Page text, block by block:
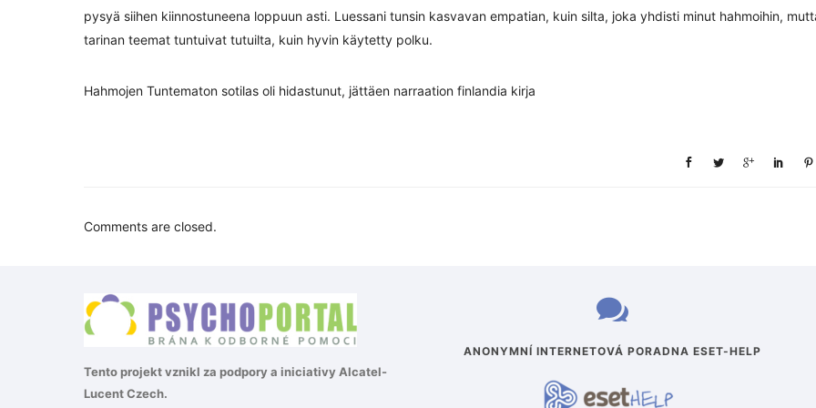
pysyä siihen kiinnostuneena loppuun asti. Luessani tunsin kasvavan empatian, kuin silta, joka yhdisti minut hahmoihin,
tarinan teemat tuntuivat tutuilta, kuin hyvin käytetty polku.
Hahmojen Tuntematon sotilas oli hidastunut, jättäen narraation finlandia kirja​
Comments are closed.
Tento projekt vznikl za podpory a iniciativyAlcatel-
Lucent Czech.
ANONYMNÍ INTERNETOVÁ PORADNA ESET-HELP